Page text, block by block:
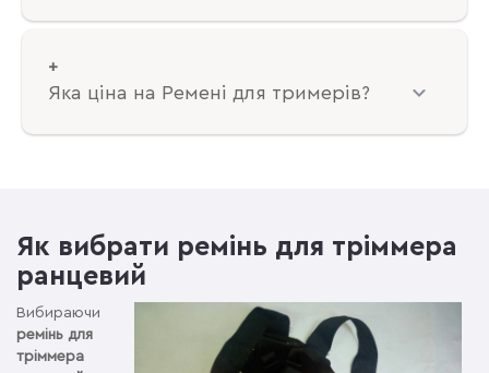
Яка ціна на Ремені для тримерів?
Як вибрати ремінь для тріммера
ранцевий
Вибираючи
ремінь для
тріммера